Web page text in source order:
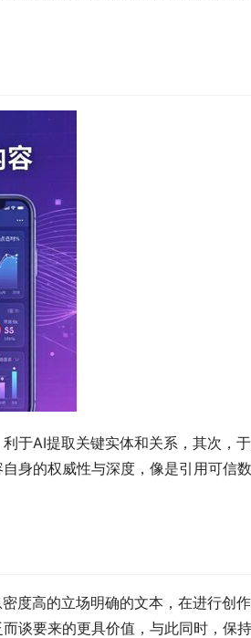
于AI提取关键实体和关系，其次，
身的权威性与深度，像是引用可信
度高的立场明确的文本，在进行创
谈要来的更具价值，与此同时，保